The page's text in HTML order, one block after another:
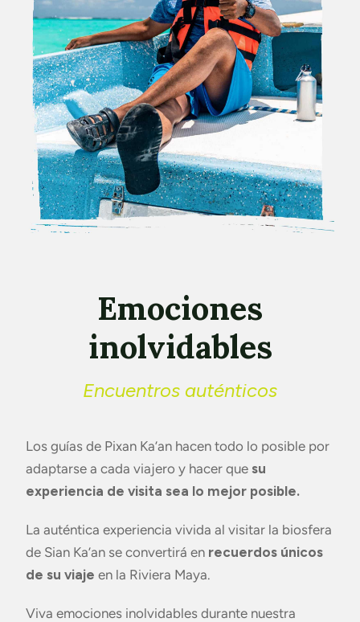
Emociones
inolvidables
Encuentros auténticos
Los guías de Pixan Ka’an hacen todo lo posible por
adaptarse a cada viajero y hacer que su
experiencia de visita sea lo mejor posible.
La auténtica experiencia vivida al visitar la biosfera
de Sian Ka’an se convertirá en recuerdos únicos
de su viaje en la Riviera Maya.
Viva emociones inolvidables durante nuestra